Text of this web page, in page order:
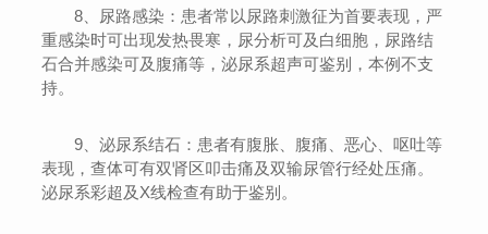
8、尿路感染：患者常以尿路刺激征为首要表现，严
重感染时可出现发热畏寒，尿分析可及白细胞，尿路结
石合并感染可及腹痛等，泌尿系超声可鉴别，本例不支
持。
9、泌尿系结石：患者有腹胀、腹痛、恶心、呕吐等
表现，查体可有双肾区叩击痛及双输尿管行经处压痛。
泌尿系彩超及X线检查有助于鉴别。